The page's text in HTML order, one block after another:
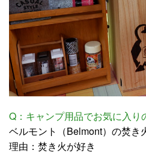
Q：キャンプ用品でお気に入り
ベルモント（Belmont）の焚き
理由：焚き火が好き